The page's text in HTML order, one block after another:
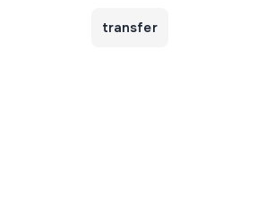
transfer